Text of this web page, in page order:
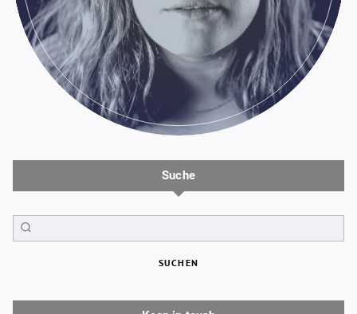
Suche
SUCHEN